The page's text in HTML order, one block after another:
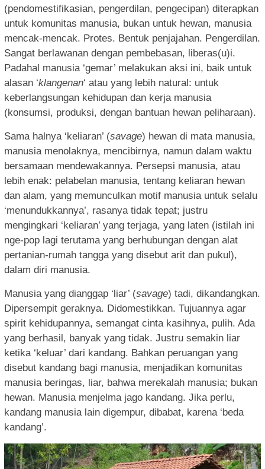
(pendomestifikasian, pengerdilan, pengecipan) diterapkan
untuk komunitas manusia, bukan untuk hewan, manusia
mencak-mencak. Protes. Bentuk penjajahan. Pengerdilan.
Sangat berlawanan dengan pembebasan, liberas(u)i.
Padahal manusia ‘gemar’ melakukan aksi ini, baik untuk
alasan ‘klangenan‘ atau yang lebih natural: untuk
keberlangsungan kehidupan dan kerja manusia
(konsumsi, produksi, dengan bantuan hewan peliharaan).
Sama halnya ‘keliaran’ (savage) hewan di mata manusia,
manusia menolaknya, mencibirnya, namun dalam waktu
bersamaan mendewakannya. Persepsi manusia, atau
lebih enak: pelabelan manusia, tentang keliaran hewan
dan alam, yang memunculkan motif manusia untuk selalu
‘menundukkannya’, rasanya tidak tepat; justru
mengingkari ‘keliaran’ yang terjaga, yang laten (istilah ini
nge-pop lagi terutama yang berhubungan dengan alat
pertanian-rumah tangga yang disebut arit dan pukul),
dalam diri manusia.
Manusia yang dianggap ‘liar’ (savage) tadi, dikandangkan.
Dipersempit geraknya. Didomestikkan. Tujuannya agar
spirit kehidupannya, semangat cinta kasihnya, pulih. Ada
yang berhasil, banyak yang tidak. Justru semakin liar
ketika ‘keluar’ dari kandang. Bahkan peruangan yang
disebut kandang bagi manusia, menjadikan komunitas
manusia beringas, liar, bahwa merekalah manusia; bukan
hewan. Manusia menjelma jago kandang. Jika perlu,
kandang manusia lain digempur, dibabat, karena ‘beda
kandang’.